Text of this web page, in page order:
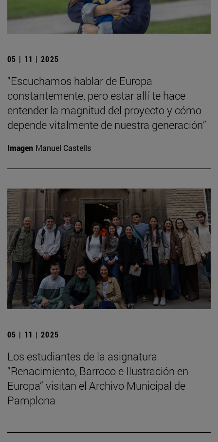
05 | 11 | 2025
“Escuchamos hablar de Europa
constantemente, pero estar allí te hace
entender la magnitud del proyecto y cómo
depende vitalmente de nuestra generación”
Imagen Manuel Castells
05 | 11 | 2025
Los estudiantes de la asignatura
“Renacimiento, Barroco e Ilustración en
Europa” visitan el Archivo Municipal de
Pamplona